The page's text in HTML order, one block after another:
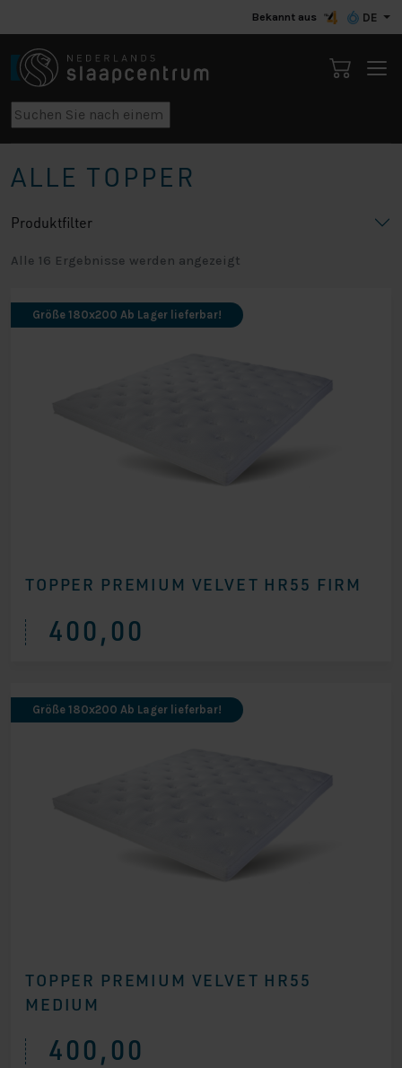
Bekannt aus DE
ALLE TOPPER
Produktfilter
Alle 16 Ergebnisse werden angezeigt
TOPPER PREMIUM VELVET HR55 FIRM
Größe 180x200 Ab Lager lieferbar!
400,00
TOPPER PREMIUM VELVET HR55
MEDIUM
Größe 180x200 Ab Lager lieferbar!
400,00